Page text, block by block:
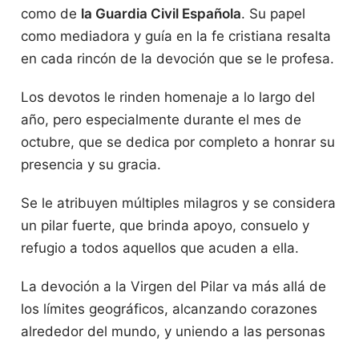
como de la Guardia Civil Española. Su papel
como mediadora y guía en la fe cristiana resalta
en cada rincón de la devoción que se le profesa.
Los devotos le rinden homenaje a lo largo del
año, pero especialmente durante el mes de
octubre, que se dedica por completo a honrar su
presencia y su gracia.
Se le atribuyen múltiples milagros y se considera
un pilar fuerte, que brinda apoyo, consuelo y
refugio a todos aquellos que acuden a ella.
La devoción a la Virgen del Pilar va más allá de
los límites geográficos, alcanzando corazones
alrededor del mundo, y uniendo a las personas